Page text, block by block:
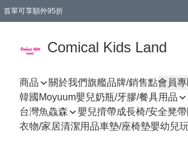
首單可享額外95折
Comical Kids Land
商品 關於我們旗艦品牌/銷售點會員
韓國Moyuum嬰兒奶瓶/牙膠/餐具用品
台灣魚鱻森
嬰兒揹帶成長椅/安全凳帶
衣物/家居清潔用品車墊/座椅墊嬰幼兒